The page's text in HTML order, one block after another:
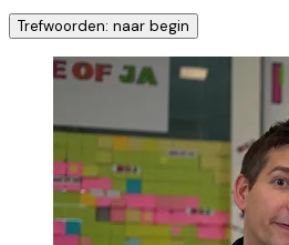
Trefwoorden: naar begin